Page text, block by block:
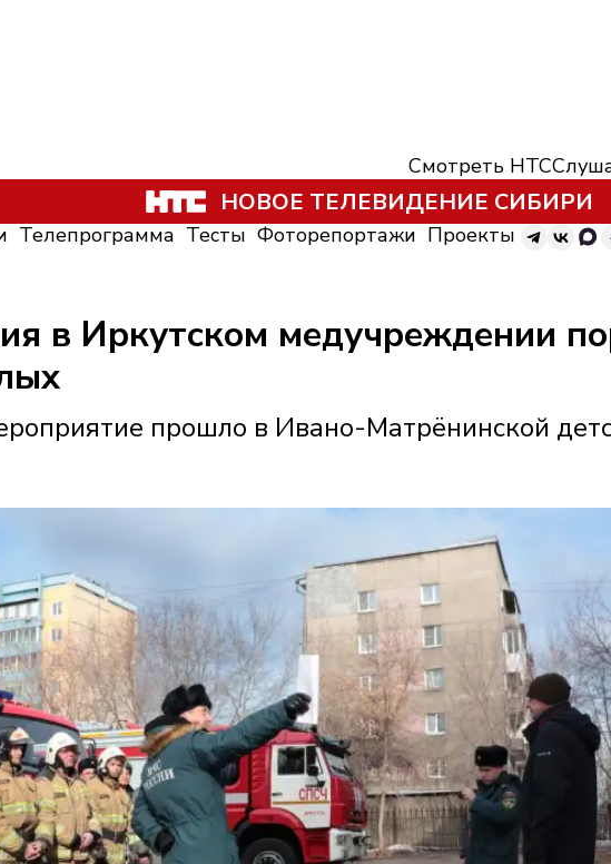
Смотреть НТС
НОВОЕ ТЕЛЕВИДЕНИЕ СИБИРИ
Телепрограмма Тесты Фоторепортажи Проекты
в Иркутском медучреждении
прошло в Ивано-Матрёнинской